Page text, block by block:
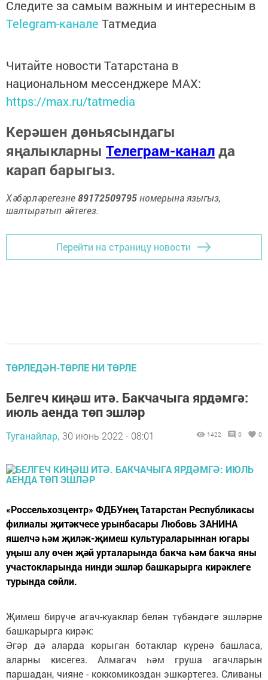
Следите за самым важным и интересным в
Telegram-канале Татмедиа
Читайте новости Татарстана в
национальном мессенджере MАХ:
https://max.ru/tatmedia
Керәшен дөньясындагы
яңалыкларны Телеграм-каналда
карап барыгыз.
Хәбәрләрегезне89172509795номерына языгыз,
шалтыратып әйтегез.
Перейти на страницу новости
ТӨРЛЕДӘН-ТӨРЛЕ НИ ТӨРЛЕ
Белгеч киңәш итә. Бакчачыга ярдәмгә:
июль аенда төп эшләр
Туганайлар, 30 июнь 2022 - 08:01 1422 0 0
«Россельхозцентр» ФДБУнең Татарстан Республикасы
филиалы җитәкчесе урынбасары Любовь ЗАНИНА
яшелчә һәм җиләк-җимеш культураларыннан югары
уңыш алу өчен җәй урталарында бакча һәм бакча яны
участокларында нинди эшләр башкарырга кирәклеге
турында сөйли.
Җимеш бирүче агач-куаклар белән түбәндәге эшләрне
башкарырга кирәк:
Әгәр дә аларда корыган ботаклар күренә башласа,
аларны кисегез. Алмагач һәм груша агачларын
паршадан, чияне - коккомикоздан эшкәртегез. Сливаны